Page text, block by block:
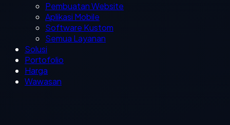
Pembuatan Website
Aplikasi Mobile
Software Kustom
Semua Layanan
Solusi
Portofolio
Harga
Wawasan